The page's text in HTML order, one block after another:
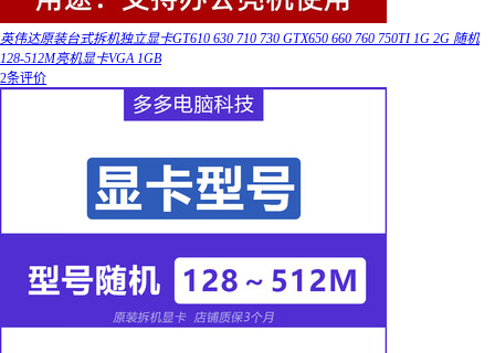
英伟达原装台式拆机独立显卡GT610 630 710 730 GTX650 660 760 750TI 1G 2G 随机
128-512M亮机显卡VGA 1GB
2条评价